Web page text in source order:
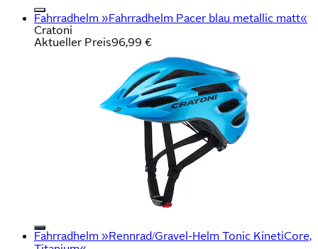
Fahrradhelm »Fahrradhelm Pacer blau metallic matt«
Cratoni
Aktueller Preis96,99 €
Fahrradhelm »Rennrad/Gravel-Helm Tonic KinetiCore,